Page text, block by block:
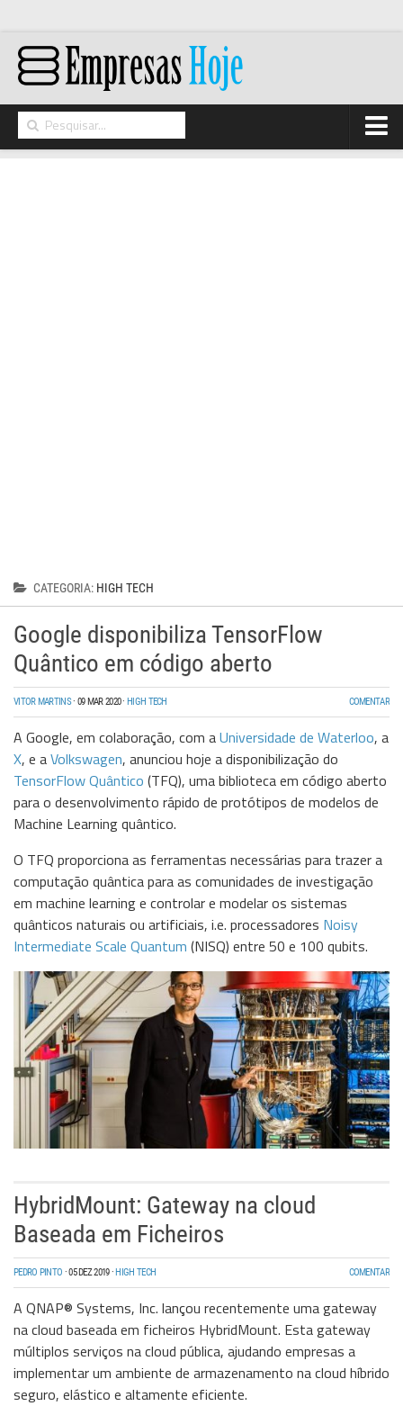
CATEGORIA: HIGH TECH
Google disponibiliza TensorFlow
Quântico em código aberto
VITOR MARTINS· 09 MAR 2020·HIGH TECH COMENTAR
A Google, em colaboração, com aUniversidade de Waterloo, a
X, e aVolkswagen, anunciou hoje a disponibilização do
TensorFlow Quântico (TFQ), uma biblioteca em código aberto
para o desenvolvimento rápido de protótipos de modelos de
Machine Learning quântico.
O TFQ proporciona as ferramentas necessárias para trazer a
computação quântica para as comunidades de investigação
em machine learning e controlar e modelar os sistemas
quânticos naturais ou artificiais, i.e. processadores Noisy
Intermediate Scale Quantum (NISQ) entre 50 e 100 qubits.
HybridMount: Gateway na cloud
Baseada em Ficheiros
PEDRO PINTO ·05 DEZ 2019·HIGH TECH COMENTAR
A QNAP® Systems, Inc. lançou recentemente uma gateway
na cloud baseada em ficheiros HybridMount. Esta gateway
múltiplos serviços na cloud pública, ajudando empresas a
implementar um ambiente de armazenamento na cloud híbrido
seguro, elástico e altamente eficiente.